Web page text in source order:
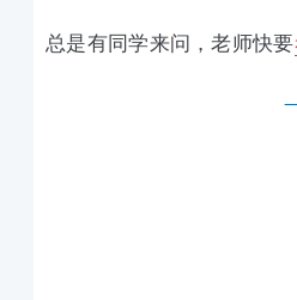
总是有同学来问，老师快要